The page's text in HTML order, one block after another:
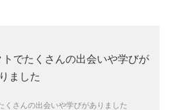
くさんの出会いや学びがありました